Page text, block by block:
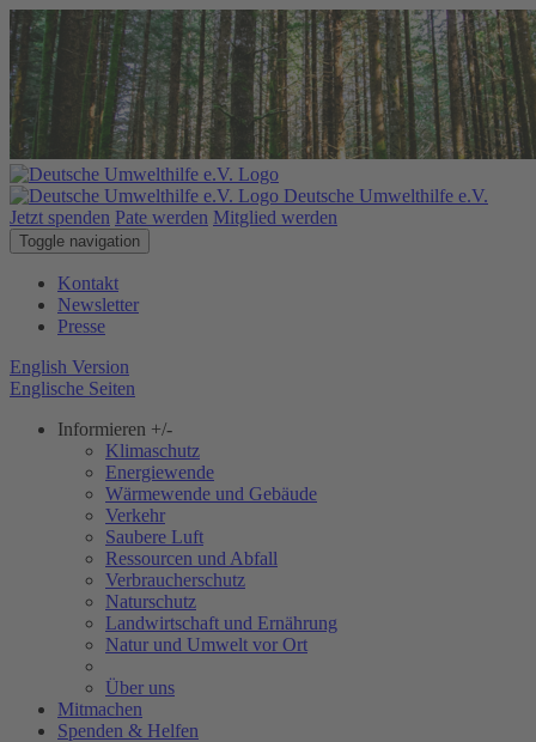
Deutsche Umwelthilfe e.V.
Jetzt spenden Pate werden Mitglied werden
Toggle navigation
Kontakt
Newsletter
Presse
English Version
Englische Seiten
Informieren +/-
Klimaschutz
Energiewende
Wärmewende und Gebäude
Verkehr
Saubere Luft
Ressourcen und Abfall
Verbraucherschutz
Naturschutz
Landwirtschaft und Ernährung
Natur und Umwelt vor Ort
Über uns
Mitmachen
Spenden & Helfen